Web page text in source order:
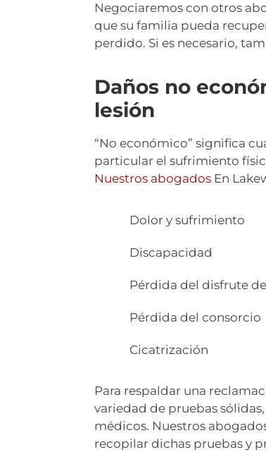
Negociaremos con otros
que su familia pueda
perdido. Si es necesario,
Daños no
lesión
“No económico” significa
particular el sufrimiento
Nuestros abogados En
Dolor y sufrimiento
Discapacidad
Pérdida del disfrute
Pérdida del consorcio
Cicatrización
Para respaldar una
variedad de pruebas
médicos. Nuestros
recopilar dichas pruebas y